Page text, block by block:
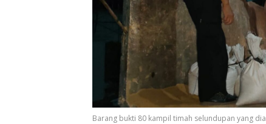
Barang bukti 80 kampil timah selundupan yang